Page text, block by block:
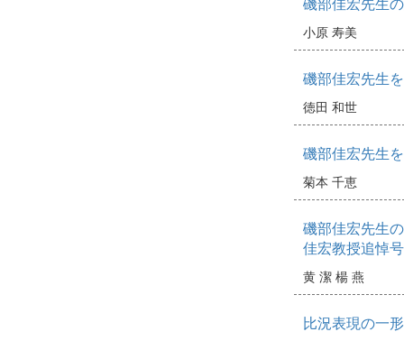
小原 寿美
磯部佳宏先生
徳田 和世
磯部佳宏先生
菊本 千恵
磯部佳宏先生
佳宏教授追悼
黄 潔 楊 燕
比況表現の一